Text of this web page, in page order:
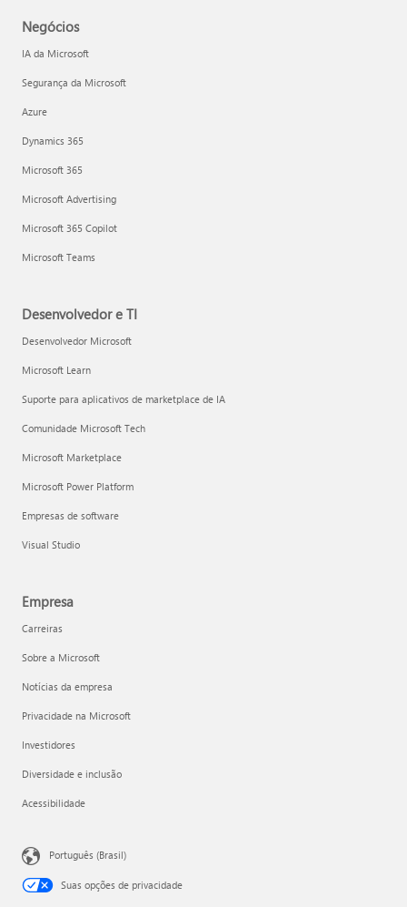
Negócios
IA da Microsoft
Segurança da Microsoft
Azure
Dynamics 365
Microsoft 365
Microsoft Advertising
Microsoft 365 Copilot
Microsoft Teams
Desenvolvedor e TI
Desenvolvedor Microsoft
Microsoft Learn
Suporte para aplicativos de marketplace de IA
Comunidade Microsoft Tech
Microsoft Marketplace
Microsoft Power Platform
Empresas de software
Visual Studio
Empresa
Carreiras
Sobre a Microsoft
Notícias da empresa
Privacidade na Microsoft
Investidores
Diversidade e inclusão
Acessibilidade
Português (Brasil)
Suas opções de privacidade